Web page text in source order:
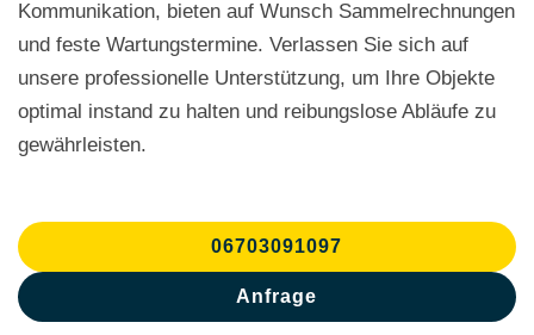
Kommunikation, bieten auf Wunsch Sammelrechnungen
und feste Wartungstermine. Verlassen Sie sich auf
unsere professionelle Unterstützung, um Ihre Objekte
optimal instand zu halten und reibungslose Abläufe zu
gewährleisten.
06703091097
Anfrage